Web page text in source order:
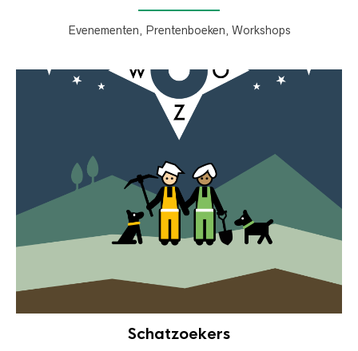
Evenementen, Prentenboeken, Workshops
Schatzoekers